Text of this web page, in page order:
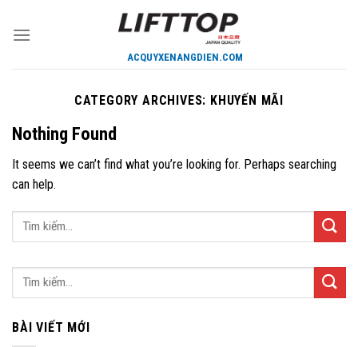
CATEGORY ARCHIVES: KHUYẾN MÃI
Nothing Found
It seems we can’t find what you’re looking for. Perhaps searching
can help.
BÀI VIẾT MỚI